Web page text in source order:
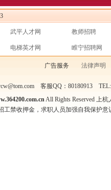
武平人才网 教师招聘
电梯英才网 睢宁招聘网
广告服务 法律声明
客服QQ：80180913
All Rights Reserved
工禁收押金，求职人员加强自我保护